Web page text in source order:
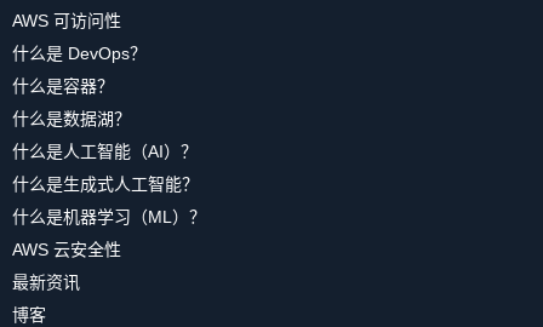
AWS 可访问性
什么是 DevOps？
什么是容器？
什么是数据湖？
什么是人工智能（AI）？
什么是生成式人工智能？
什么是机器学习（ML）？
AWS 云安全性
最新资讯
博客